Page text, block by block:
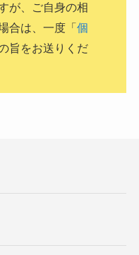
が、ご自身の相
合は、一度「個
旨をお送りくだ